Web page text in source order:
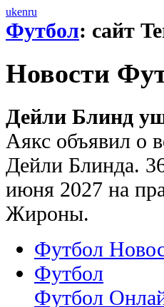
ukenru
Футбол: сайт
Новости
Дейли Блинд
Аякс объявил о
Дейли Блинда.
июня 2027 на
Жироны.
Футбол
Футбол
Футбол